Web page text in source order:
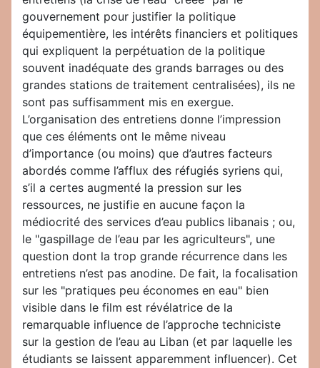
gouvernement pour justifier la politique
équipementière, les intérêts financiers et politiques
qui expliquent la perpétuation de la politique
souvent inadéquate des grands barrages ou des
grandes stations de traitement centralisées), ils ne
sont pas suffisamment mis en exergue.
L’organisation des entretiens donne l’impression
que ces éléments ont le même niveau
d’importance (ou moins) que d’autres facteurs
abordés comme l’afflux des réfugiés syriens qui,
s’il a certes augmenté la pression sur les
ressources, ne justifie en aucune façon la
médiocrité des services d’eau publics libanais ; ou,
le "gaspillage de l’eau par les agriculteurs", une
question dont la trop grande récurrence dans les
entretiens n’est pas anodine. De fait, la focalisation
sur les "pratiques peu économes en eau" bien
visible dans le film est révélatrice de la
remarquable influence de l’approche techniciste
sur la gestion de l’eau au Liban (et par laquelle les
étudiants se laissent apparemment influencer). Cet